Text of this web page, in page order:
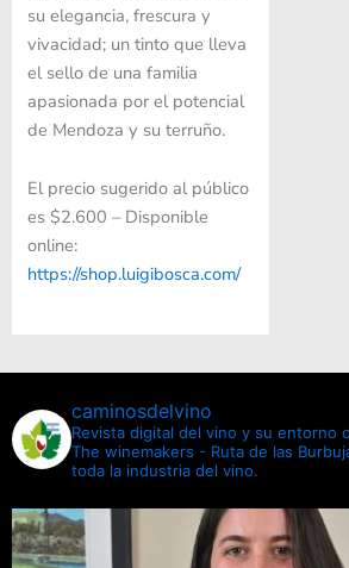
su elegancia, frescura y
vivacidad; un tinto que lleva
el sello de una familia
apasionada por el potencial
de Mendoza y su terruño.
El precio sugerido al público
es $2.600 – Disponible
online:
https://shop.luigibosca.com/
caminosdelvino
Revista digital del vino y su entorno
The winemakers - Ruta de las
toda la industria del vino.